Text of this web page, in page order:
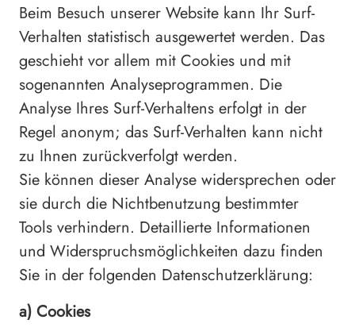
Beim Besuch unserer Website kann Ihr Surf-
Verhalten statistisch ausgewertet werden. Das
geschieht vor allem mit Cookies und mit
sogenannten Analyseprogrammen. Die
Analyse Ihres Surf-Verhaltens erfolgt in der
Regel anonym; das Surf-Verhalten kann nicht
zu Ihnen zurückverfolgt werden.
Sie können dieser Analyse widersprechen oder
sie durch die Nichtbenutzung bestimmter
Tools verhindern. Detaillierte Informationen
und Widerspruchsmöglichkeiten dazu finden
Sie in der folgenden Datenschutzerklärung:
a) Cookies